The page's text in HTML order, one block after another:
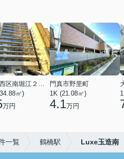
大阪市西区南堀江２丁目
㎡)
万円
門真市野里町
1K (21.08㎡)
4.1万円
一覧 鶴橋駅 Luxe玉造南